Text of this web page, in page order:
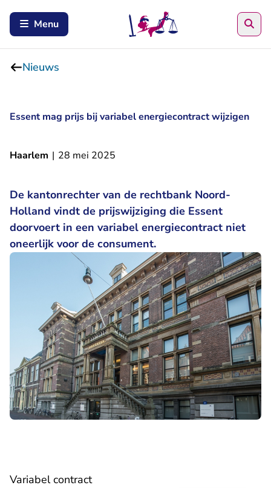
Menu
Nieuws
Essent mag prijs bij variabel energiecontract wijzigen
Haarlem | 28 mei 2025
De kantonrechter van de rechtbank Noord-
Holland vindt de prijswijziging die Essent
doorvoert in een variabel energiecontract niet
oneerlijk voor de consument.
Variabel contract